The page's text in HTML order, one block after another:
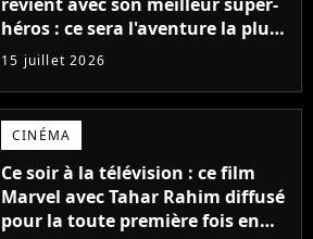
héros : ce sera l'aventure la plus
sombre du personnage jusqu’à
présent
15 juillet 2026
CINÉMA
Ce soir à la télévision : ce film
Marvel avec Tahar Rahim diffusé
pour la toute première fois en